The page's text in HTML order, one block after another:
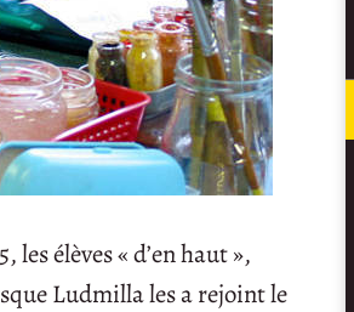
élèves « d’en haut »,
Ludmilla les a rejoint le